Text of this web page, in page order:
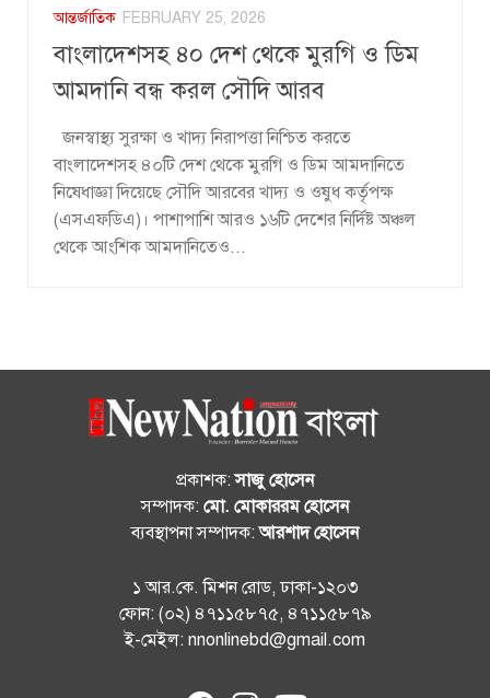
আন্তর্জাতিক FEBRUARY 25, 2026
বাংলাদেশসহ ৪০ দেশ থেকে মুরগি ও ডিম
আমদানি বন্ধ করল সৌদি আরব
জনস্বাস্থ্য সুরক্ষা ও খাদ্য নিরাপত্তা নিশ্চিত করতে
বাংলাদেশসহ ৪০টি দেশ থেকে মুরগি ও ডিম আমদানিতে
নিষেধাজ্ঞা দিয়েছে সৌদি আরবের খাদ্য ও ওষুধ কর্তৃপক্ষ
(এসএফডিএ)। পাশাপাশি আরও ১৬টি দেশের নির্দিষ্ট অঞ্চল
থেকে আংশিক আমদানিতেও...
প্রকাশক:সাজু হোসেন
সম্পাদক: মো. মোকাররম হোসেন
ব্যবস্থাপনা সম্পাদক:আরশাদ হোসেন
১ আর.কে. মিশন রোড, ঢাকা-১২০৩
ফোন: (০২) ৪৭১১৫৮৭৫, ৪৭১১৫৮৭৯
ই-মেইল: nnonlinebd@gmail.com